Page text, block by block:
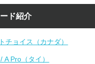
ド紹介
チョイス（カナダ）
A Pro（タイ）